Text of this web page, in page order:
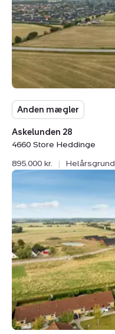
Heddinge
Anden mægler
Askelunden 28
4660 Store Heddinge
895.000 kr.
| Helårsgrund
Helårsgrund:
Askelunden
36,
4660
Store
Heddinge